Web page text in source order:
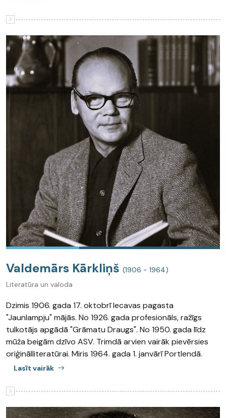
Valdemārs Kārkliņš (1906 - 1964)
Literatūra un valoda
Dzimis 1906. gada 17. oktobrī Iecavas pagasta
"Jaunlampju" mājās. No 1926. gada profesionāls, ražīgs
tulkotājs apgādā "Grāmatu Draugs". No 1950. gada līdz
mūža beigām dzīvo ASV. Trimdā arvien vairāk pievērsies
oriģinālliteratūrai. Miris 1964. gada 1. janvārī Portlendā.
Lasīt vairāk